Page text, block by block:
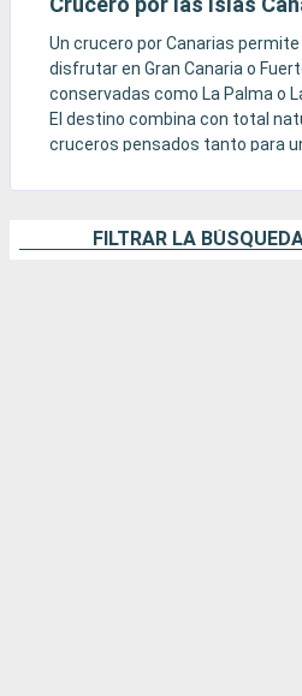
Un crucero por Canarias
disfrutar en Gran Canaria o
conservadas como La Palma o
El destino combina con total
cruceros pensados tanto para
FILTRAR LA